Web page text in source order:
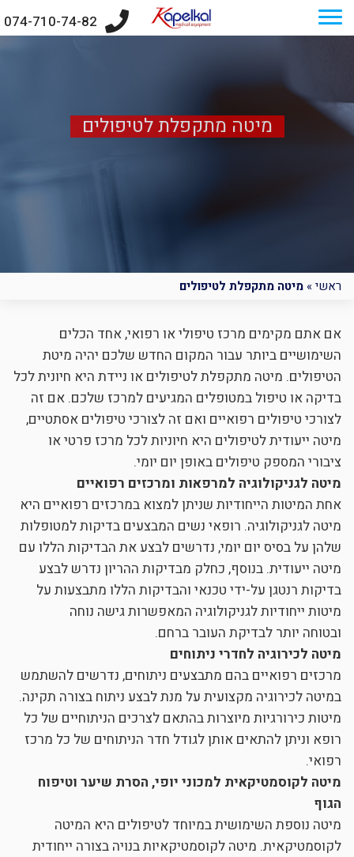
074-710-74-82
מיטה מתקפלת לטיפולים
ראשי» מיטה מתקפלת לטיפולים
אם אתם מקימים מרכז טיפולי או רפואי, אחד הכלים
השימושיים ביותר עבור המקום החדש שלכם יהיה מיטת
הטיפולים. מיטה מתקפלת לטיפולים או ניידת היא חיונית לכל
בדיקה או טיפול במטופלים המגיעים למרכז שלכם. אם זה
לצורכי טיפולים רפואיים ואם זה לצורכי טיפולים אסתטיים,
מיטה ייעודית לטיפולים היא חיוניות לכל מרכז פרטי או
ציבורי המספק טיפולים באופן יום יומי.
מיטה לגניקולוגיה למרפאות ומרכזים רפואיים
אחת המיטות הייחודיות שניתן למצוא במרכזים רפואיים היא
מיטה לגניקולוגיה. רופאי נשים המבצעים בדיקות למטופלות
שלהן על בסיס יום יומי, נדרשים לבצע את הבדיקות הללו עם
מיטה ייעודית. בנוסף, כחלק מבדיקות ההריון נדרש לבצע
בדיקות רנטגן על-ידי טכנאי והבדיקות הללו מתבצעות על
מיטות ייחודיות לגניקולוגיה המאפשרות גישה נוחה
ובטוחה יותר לבדיקת העובר ברחם.
מיטה לכירוגיה לחדרי ניתוחים
מרכזים רפואיים בהם מתבצעים ניתוחים, נדרשים להשתמש
במיטה לכירוגיה מקצועית על מנת לבצע ניתוח בצורה תקינה.
מיטות כירורגיות מיוצרות בהתאם לצרכים הניתוחיים של כל
רופא וניתן להתאים אותן לגודל חדר הניתוחים של כל מרכז
רפואי.
מיטה לקוסמטיקאית למכוני יופי, הסרת שיער וטיפוח
הגוף
מיטה נוספת השימושית במיוחד לטיפולים היא המיטה
לקוסמטיקאית. מיטה לקוסמטיקאיות בנויה בצורה ייחודית